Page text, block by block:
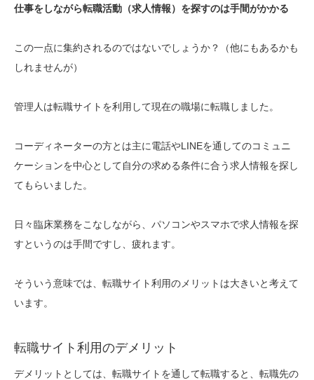
仕事をしながら転職活動（求人情報）を探すのは手間がかかる
この一点に集約されるのではないでしょうか？（他にもあるかも
しれませんが）
管理人は転職サイトを利用して現在の職場に転職しました。
コーディネーターの方とは主に電話やLINEを通してのコミュニ
ケーションを中心として自分の求める条件に合う求人情報を探し
てもらいました。
日々臨床業務をこなしながら、パソコンやスマホで求人情報を探
すというのは手間ですし、疲れます。
そういう意味では、転職サイト利用のメリットは大きいと考えて
います。
転職サイト利用のデメリット
デメリットとしては、転職サイトを通して転職すると、転職先の